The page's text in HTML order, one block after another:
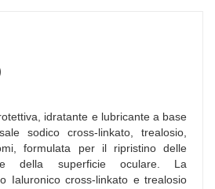
idratante e lubricante a base
sodico cross-linkato, trealosio,
formulata per il ripristino delle
della superficie oculare. La
Ialuronico cross-linkato e trealosio